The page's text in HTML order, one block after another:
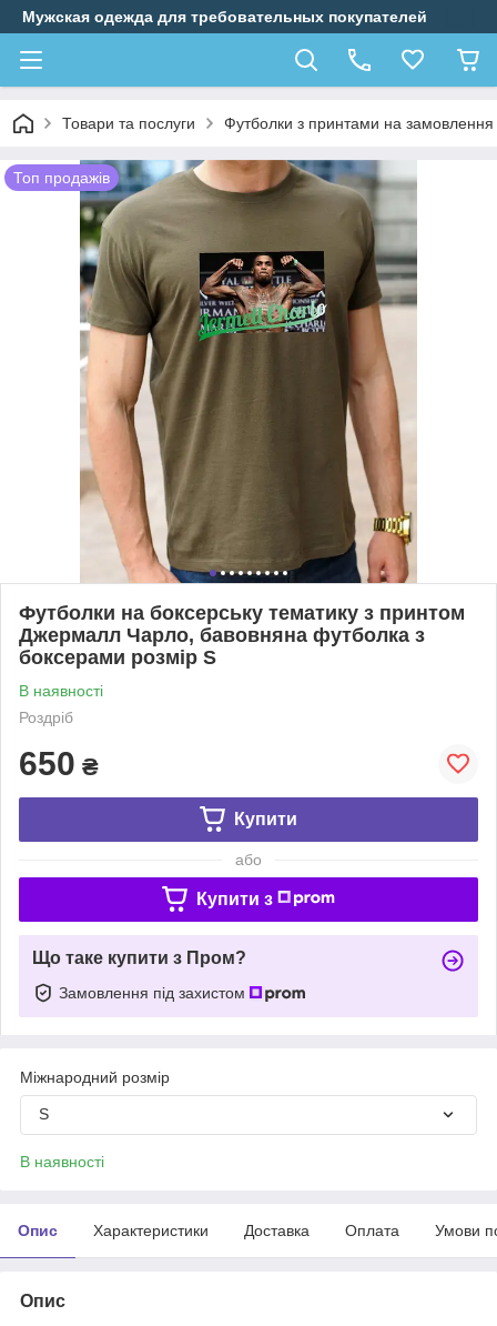
Мужская одежда для требовательных покупателей
Товари та послуги Футболки з принтами на замовлення
Топ продажів
Футболки на боксерську тематику з принтом
Джермалл Чарло, бавовняна футболка з
боксерами розмір S
В наявності
Роздріб
650 ₴
Купити
або
Купити з
Що таке купити з Пром?
Замовлення під захистом
Міжнародний розмір
S
В наявності
Опис Характеристики Доставка Оплата Умови
Опис